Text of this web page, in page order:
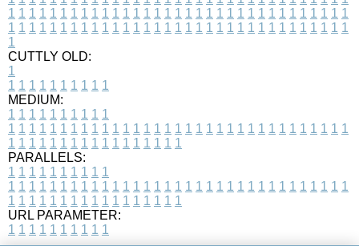
1 1 1 1 1 1 1 1 1 1 1 1 1 1 1 1 1 1 1 1 1 1 1 1 1 1 1 1 1 1 1 1 1
1 1 1 1 1 1 1 1 1 1 1 1 1 1 1 1 1 1 1 1 1 1 1 1 1 1 1 1 1 1 1 1 1
1
CUTTLY OLD:
1
1 1 1 1 1 1 1 1 1 1
MEDIUM:
1 1 1 1 1 1 1 1 1 1
1 1 1 1 1 1 1 1 1 1 1 1 1 1 1 1 1 1 1 1 1 1 1 1 1 1 1 1 1 1 1 1 1
1 1 1 1 1 1 1 1 1 1 1 1 1 1 1 1 1
PARALLELS:
1 1 1 1 1 1 1 1 1 1
1 1 1 1 1 1 1 1 1 1 1 1 1 1 1 1 1 1 1 1 1 1 1 1 1 1 1 1 1 1 1 1 1
1 1 1 1 1 1 1 1 1 1 1 1 1 1 1 1 1
URL PARAMETER:
1 1 1 1 1 1 1 1 1 1